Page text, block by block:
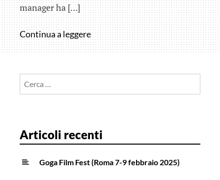
manager ha […]
Continua a leggere(Serie
TV)
Detective
02-
Articoli recenti
Goga Film Fest (Roma 7-9 febbraio 2025)